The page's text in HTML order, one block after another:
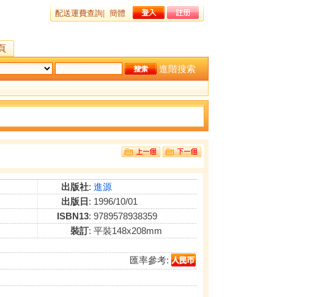
配送運費查詢 簡體
進階搜索
出版社: 進源
出版日 : 1996/10/01
ISBN13: 9789578938359
裝訂: 平裝148x208mm
匯率參考: